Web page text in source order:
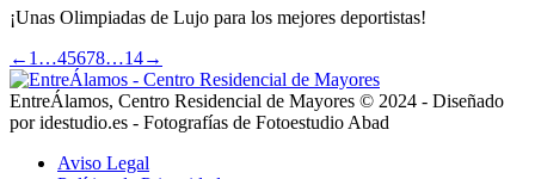
¡Unas Olimpiadas de Lujo para los mejores deportistas!
← 1 …45678…14→
EntreÁlamos, Centro Residencial de Mayores © 2024 - Diseñado
por idestudio.es - Fotografías de Fotoestudio Abad
Aviso Legal